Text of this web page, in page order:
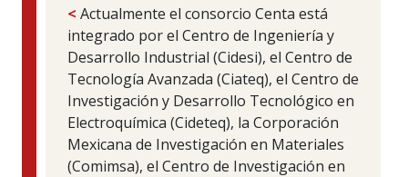
< Actualmente el consorcio Centa está
integrado por el Centro de Ingeniería y
Desarrollo Industrial (Cidesi), el Centro de
Tecnología Avanzada (Ciateq), el Centro de
Investigación y Desarrollo Tecnológico en
Electroquímica (Cideteq), la Corporación
Mexicana de Investigación en Materiales
(Comimsa), el Centro de Investigación en